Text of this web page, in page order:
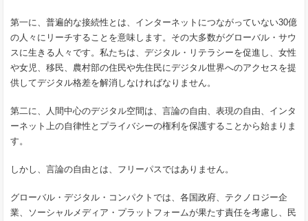
第一に、普遍的な接続性とは、インターネットにつながっていない30億
の人々にリーチすることを意味します。その大多数がグローバル・サウ
スに生きる人々です。私たちは、デジタル・リテラシーを促進し、女性
や女児、移民、農村部の住民や先住民にデジタル世界へのアクセスを提
供してデジタル格差を解消しなければなりません。
第二に、人間中心のデジタル空間は、言論の自由、表現の自由、インタ
ーネット上の自律性とプライバシーの権利を保護することから始まりま
す。
しかし、言論の自由とは、フリーパスではありません。
グローバル・デジタル・コンパクトでは、各国政府、テクノロジー企
業、ソーシャルメディア・プラットフォームが果たす責任を考慮し、民